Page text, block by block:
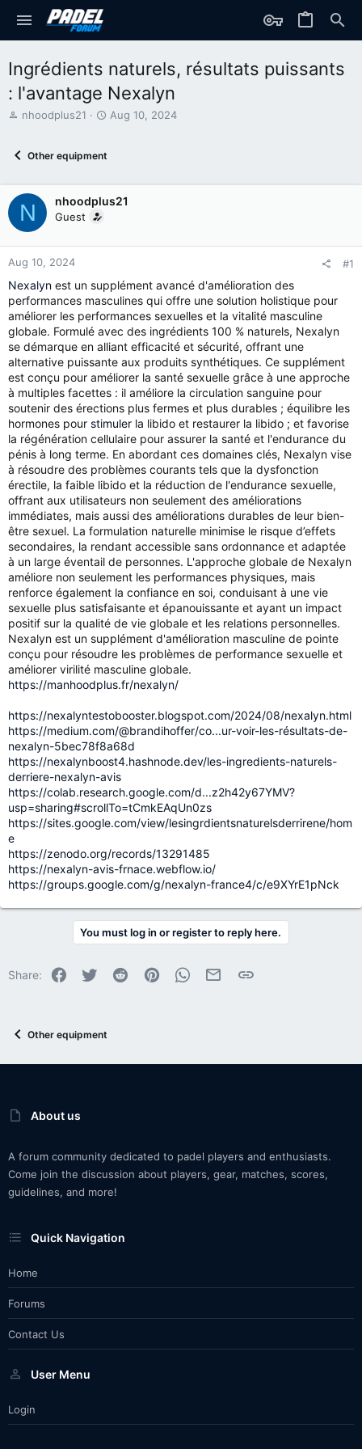
Ingrédients naturels, résultats puissants
: l'avantage Nexalyn
T
d
a
r
t
r
nhoodplus21
S
d
a
Aug 10, 2024
Other equipment
N nhoodplus21
Guest
Aug 10, 2024 #1
Nexalyn est un supplément avancé d'amélioration des
performances masculines qui offre une solution holistique pour
améliorer les performances sexuelles et la vitalité masculine
globale. Formulé avec des ingrédients 100 % naturels, Nexalyn
se démarque en alliant efficacité et sécurité, offrant une
alternative puissante aux produits synthétiques. Ce supplément
est conçu pour améliorer la santé sexuelle grâce à une approche
à multiples facettes : il améliore la circulation sanguine pour
soutenir des érections plus fermes et plus durables ; équilibre les
hormones pour stimuler la libido et restaurer la libido ; et favorise
la régénération cellulaire pour assurer la santé et l'endurance du
pénis à long terme. En abordant ces domaines clés, Nexalyn vise
à résoudre des problèmes courants tels que la dysfonction
érectile, la faible libido et la réduction de l'endurance sexuelle,
offrant aux utilisateurs non seulement des améliorations
immédiates, mais aussi des améliorations durables de leur bien-
être sexuel. La formulation naturelle minimise le risque d’effets
secondaires, la rendant accessible sans ordonnance et adaptée
à un large éventail de personnes. L'approche globale de Nexalyn
améliore non seulement les performances physiques, mais
renforce également la confiance en soi, conduisant à une vie
sexuelle plus satisfaisante et épanouissante et ayant un impact
positif sur la qualité de vie globale et les relations personnelles.
Nexalyn est un supplément d'amélioration masculine de pointe
conçu pour résoudre les problèmes de performance sexuelle et
améliorer virilité masculine globale.
https://manhoodplus.fr/nexalyn/
https://nexalyntestobooster.blogspot.com/2024/08/nexalyn.html
https://medium.com/@brandihoffer/co...ur-voir-les-résultats-de-
nexalyn-5bec78f8a68d
https://nexalynboost4.hashnode.dev/les-ingredients-naturels-
derriere-nexalyn-avis
https://colab.research.google.com/d...z2h42y67YMV?
usp=sharing#scrollTo=tCmkEAqUn0zs
https://sites.google.com/view/lesingrdientsnaturelsderrirene/hom
e
https://zenodo.org/records/13291485
https://nexalyn-avis-frnace.webflow.io/
https://groups.google.com/g/nexalyn-france4/c/e9XYrE1pNck
You must log in or register to reply here.
Share: Facebook
Twitter Reddit PinterestWhatsApp
Email Link
Other equipment
About us
A forum community dedicated to padel players and enthusiasts.
Come join the discussion about players, gear, matches, scores,
guidelines, and more!
Quick Navigation
Home
Forums
Contact Us
User Menu
Login